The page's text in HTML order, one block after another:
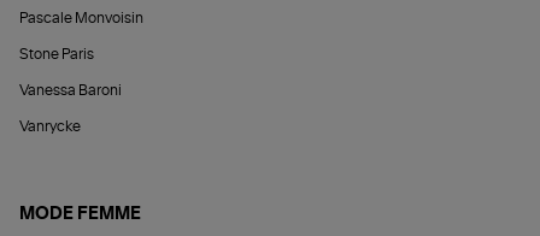
Pascale Monvoisin
Stone Paris
Vanessa Baroni
Vanrycke
MODE FEMME